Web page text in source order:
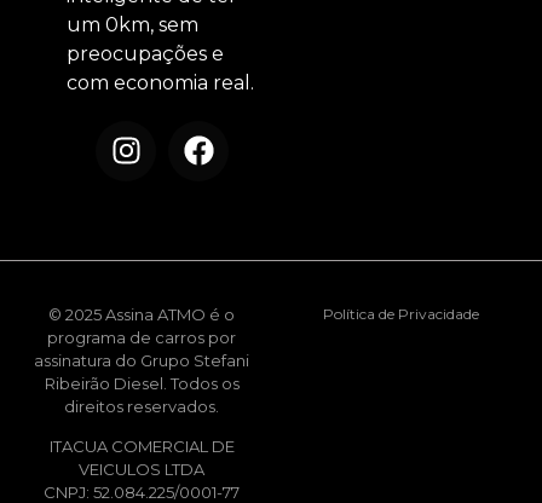
um 0km, sem
preocupações e
com economia real.
© 2025 Assina ATMO é o
programa de carros por
assinatura do Grupo Stefani
Ribeirão Diesel. Todos os
direitos reservados.
ITACUA COMERCIAL DE
VEICULOS LTDA
CNPJ: 52.084.225/0001-77
Política de Privacidade